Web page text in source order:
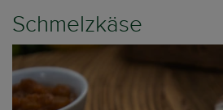
Schmelzkäse